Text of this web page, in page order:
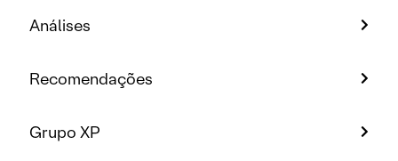
Análises
Recomendações
Grupo XP